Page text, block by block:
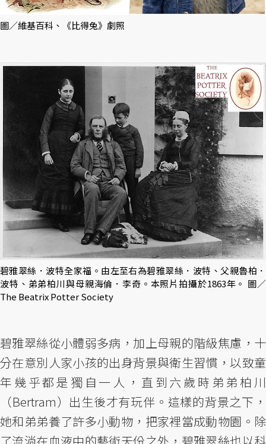
圖／維基百科、《比得兔》劇照
碧雅翠絲．波特全家福。由左至右為碧雅翠絲．波特、父親魯柏．
波特、弟弟柏川與母親海倫．李奇。本照片拍攝於1863年。 圖／
The Beatrix Potter Society
碧雅翠絲從小體弱多病，加上母親的階級焦慮，十
分在意別人家小孩的出身背景與衛生習慣，以致童
年幾乎都是獨自一人，直到六歲時弟弟柏川
（Bertram）出生後才有玩伴。這樣的背景之下，
她和弟弟養了許多小動物，把家裡當成動物園。除